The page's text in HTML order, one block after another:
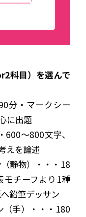
科目）を選んで
分・マークシー
に出題
〜800文字、
えを論述
静物）・・・18
チーフより1種
鉛筆デッサン
手）・・・180